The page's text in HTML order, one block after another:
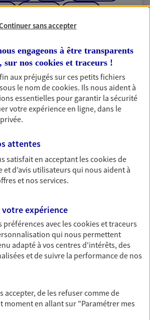
RECHERCHER
RETRAITE BANQUE
à votre
Passer les
résultats
Besin
Pin Bernard Bp 2, 83690 Salernes
à 09:00
sans accepter
engageons à être transparents
sur nos cookies et traceurs !
aux préjugés sur ces petits fichiers
le nom decookies. Ils nous aident à
essentielles pour garantir la sécurité
votre expérience en ligne, dans le
attentes
satisfait en acceptant lescookiesde
et d’avis utilisateurs qui nous aident à
et nos services.
votre expérience
préférences avec lescookies et traceurs
qui nous permettent
adapté à vos centres d'intérêts, des
et de suivre la performance de nos
accepter, de les refuser comme de
moment en allant sur "Paramétrer mes